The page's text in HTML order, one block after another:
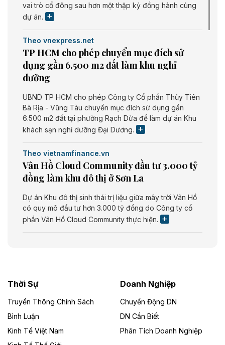
vai trò cổ đông sau hơn một thập kỷ đồng hành cùng
dự án.
Theo vnexpress.net
TP HCM cho phép chuyển mục đích sử
dụng gần 6.500 m2 đất làm khu nghỉ
dưỡng
UBND TP HCM cho phép Công ty Cổ phần Thủy Tiên
Bà Rịa - Vũng Tàu chuyển mục đích sử dụng gần
6.500 m2 đất tại phường Rạch Dừa để làm dự án Khu
khách sạn nghỉ dưỡng Đại Dương.
Theo vietnamfinance.vn
Vân Hồ Cloud Community đầu tư 3.000 tỷ
đồng làm khu đô thị ở Sơn La
Dự án Khu đô thị sinh thái trị liệu giữa mây trời Vân Hồ
có quy mô đầu tư hơn 3.000 tỷ đồng do Công ty cổ
phần Vân Hồ Cloud Community thực hiện.
Dự án Nhà máy xử lý rác và phát điện Bắc Giang do
Công ty TNHH Năng lượng môi trường Bắc Giang làm
Theo vietnamfinance.vn
Thời Sự
Truyền Thông Chính Sách
Bình Luận
Kinh Tế Việt Nam
Doanh Nghiệp
Chuyển Động DN
DN Cần Biết
Phân Tích Doanh Nghiệp